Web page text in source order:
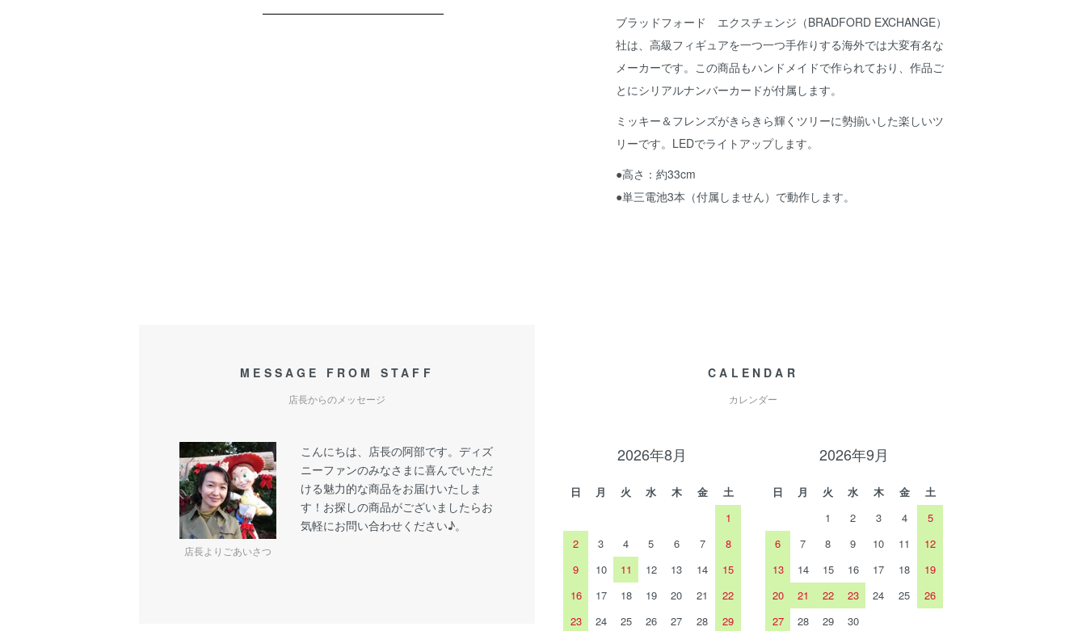
ブラッドフォード エクスチェンジ（BRADFORD EXCHANGE）
社は、高級フィギュアを一つ一つ手作りする海外では大変有名な
メーカーです。この商品もハンドメイドで作られており、作品ご
とにシリアルナンバーカードが付属します。
ミッキー＆フレンズがきらきら輝くツリーに勢揃いした楽しいツ
リーです。LEDでライトアップします。
●高さ：約33cm
●単三電池3本（付属しません）で動作します。
MESSAGE FROM STAFF
店長からのメッセージ
店長よりごあいさつ
こんにちは、店長の阿部です。ディズ
ニーファンのみなさまに喜んでいただ
ける魅力的な商品をお届けいたしま
す！お探しの商品がございましたらお
気軽にお問い合わせください♪。
CALENDAR
カレンダー
2026年8月
日 月 火 水 木 金
土
1
2
3 4 5 6 7
8
9
10 11 12 13 14
15
16
17 18 19 20 21
22
23
24 25 26 27 28
29
2026年9月
日 月 火 水 木 金
土
1
2 3 4
5
6
7 8 9 10 11
12
13
14 15 16 17 18
19
20
21 22 23 24 25
26
27
28 29 30